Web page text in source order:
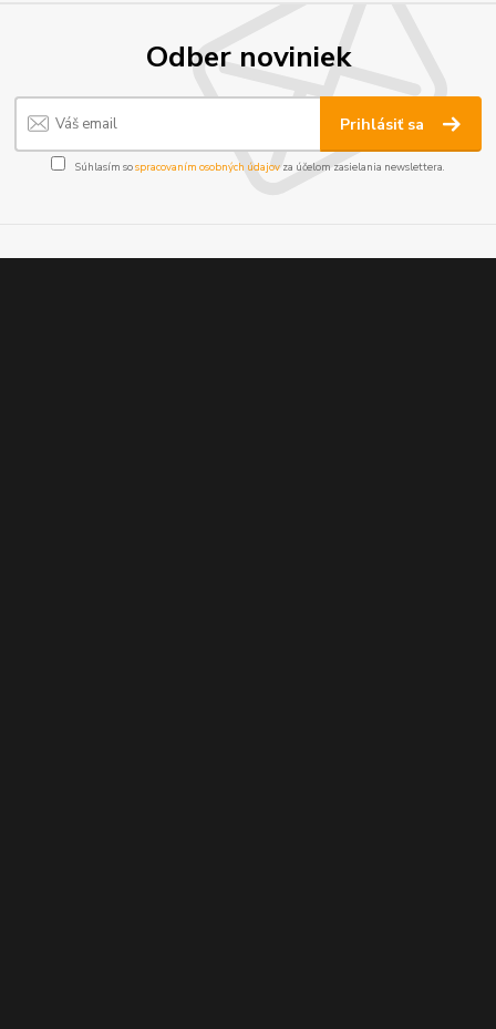
Odber noviniek
Prihlásiť sa
Súhlasím sospracovaním osobných údajov za účelom zasielania newslettera.